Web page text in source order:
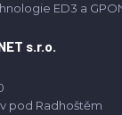
ED3 a
s.r.o.
pod Radhoštěm